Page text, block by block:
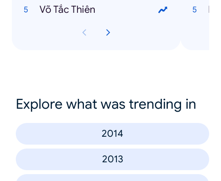
Võ Tắc Thiên
Explore what was trending in
2014
2013